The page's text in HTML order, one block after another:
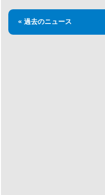
« 過去のニュース